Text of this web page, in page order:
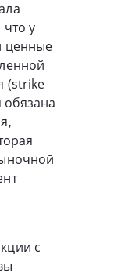
у
ценные
(strike
с